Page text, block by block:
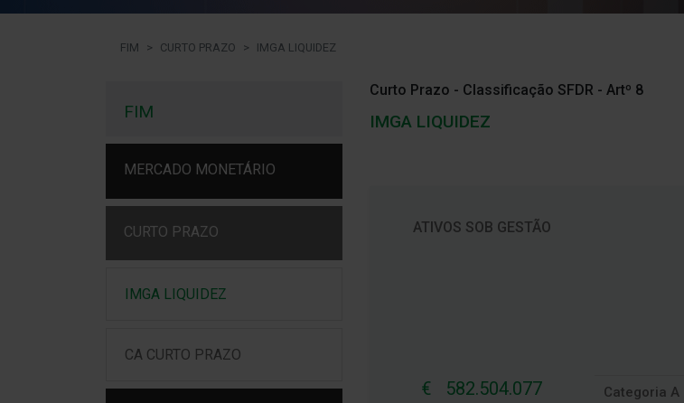
FIM CURTO PRAZO IMGA LIQUIDEZ
FIM
MERCADO MONETÁRIO
CURTO PRAZO
IMGA LIQUIDEZ
CA CURTO PRAZO
Curto Prazo - Classificação SFDR - Artº 8
IMGA LIQUIDEZ
ATIVOS SOB GESTÃO
€ 582.504.077 Categoria A